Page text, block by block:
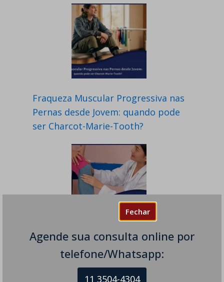
Fechar
Agende sua consulta online por
telefone/Whatsapp:
11 3504-4304
Fraqueza Muscular Progressiva nas
Pernas desde Jovem: quando pode
ser Charcot-Marie-Tooth?
Tratamento para Formigamento
em Neuropatias: do Diagnóstico ao
Alívio dos Sintomas